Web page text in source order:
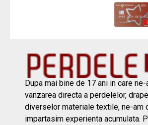
Dupa mai bine de 17 ani in care
vanzarea directa a perdelelor,
diverselor materiale textile, ne-am
impartasim experienta acumulata.